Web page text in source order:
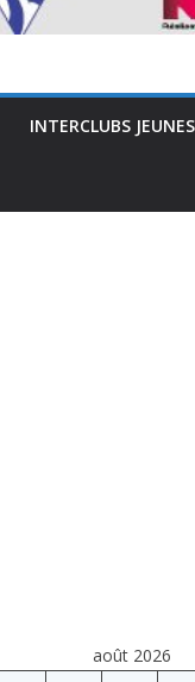
INTERCLUBS
août 2026